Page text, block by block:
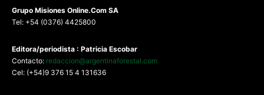
Grupo Misiones Online.Com SA
Tel: +54 (0376) 4425800
Editora/periodista : Patricia Escobar
Contacto: redaccion@argentinaforestal.com
Cel: (+54)9 376 15 4 131636